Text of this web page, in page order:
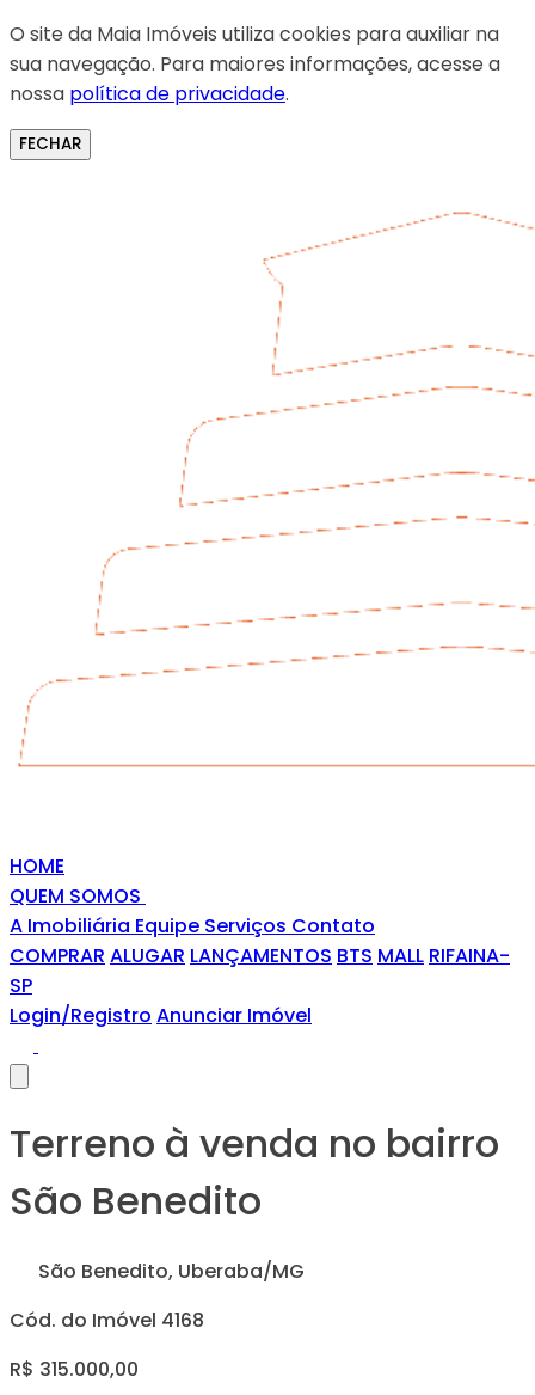
O site da Maia Imóveis utiliza cookies para auxiliar na
sua navegação. Para maiores informações, acesse a
nossa política de privacidade.
FECHAR
HOME
QUEM SOMOS
A Imobiliária Equipe Serviços Contato
COMPRAR ALUGAR LANÇAMENTOS BTS MALL RIFAINA-
SP
Login/Registro Anunciar Imóvel
Terreno à venda no bairro
São Benedito
São Benedito, Uberaba/MG
Cód. do Imóvel 4168
R$ 315.000,00